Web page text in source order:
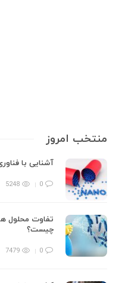
منتخب امروز
آشنایی با
0
5248
تفاوت محلول
چیست؟
0
7479